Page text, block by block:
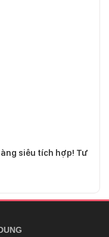
siêu tích hợp! Tư